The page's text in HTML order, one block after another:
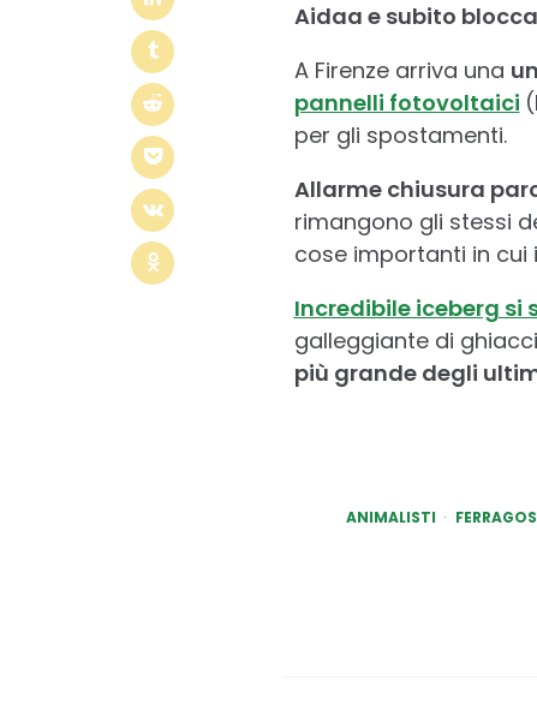
Aidaa e subito
A Firenze arriva una
pannelli fotovoltaici
per gli spostamenti.
Allarme chiusura
rimangono gli stessi
cose importanti in cui
Incredibile iceberg
galleggiante di
più grande degli
ANIMALISTI